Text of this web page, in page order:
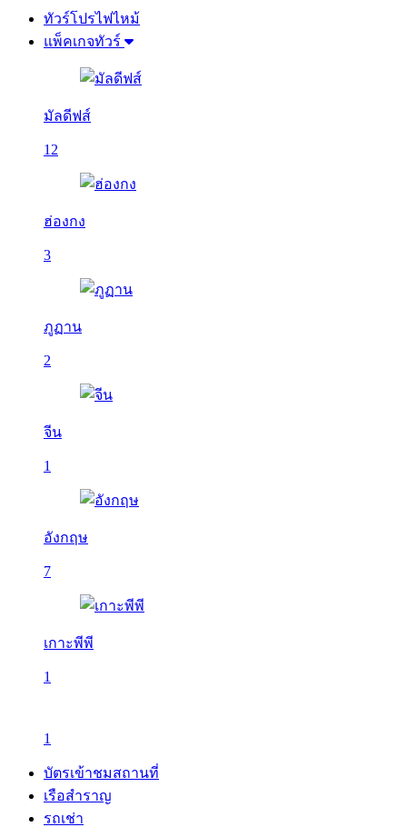
ทัวร์โปรไฟไหม้
แพ็คเกจทัวร์
มัลดีฟส์
12
ฮ่องกง
3
ภูฏาน
2
จีน
1
อังกฤษ
7
เกาะพีพี
1
1
บัตรเข้าชมสถานที่
เรือสำราญ
รถเช่า